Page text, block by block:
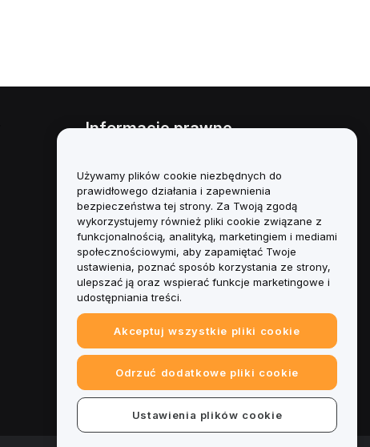
Informacje prawne
interesów
Podsumowanie polityki
powiernictwa i zarządzania
Informacje ESG
Biuletyny informacyjne
kryptoaktywów
Używamy plików cookie niezbędnych do
prawidłowego działania i zapewnienia
bezpieczeństwa tej strony. Za Twoją zgodą
wykorzystujemy również pliki cookie związane z
funkcjonalnością, analityką, marketingiem i mediami
społecznościowymi, aby zapamiętać Twoje
ustawienia, poznać sposób korzystania ze strony,
ulepszać ją oraz wspierać funkcje marketingowe i
udostępniania treści.
Akceptuj wszystkie pliki cookie
Odrzuć dodatkowe pliki cookie
Ustawienia plików cookie